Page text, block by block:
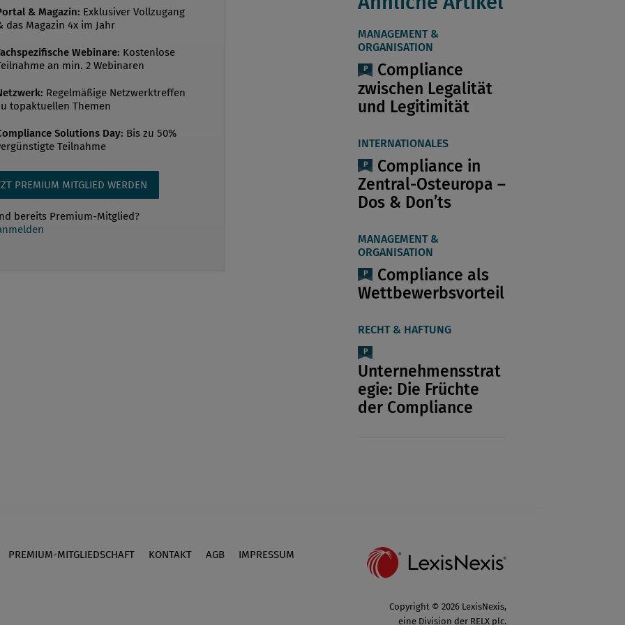
der jeweils aktuelle
(entweder für das Geschäftsjahr
für 2014/2015) bestellt. 32
haben den Geschäftsbericht dann
geschickt1. Bei der Auswahl der
wurden...
& Magazin: Exklusiver Vollzugang
das Magazin 4x im Jahr
Webinare: Kostenlose
an min. 2 Webinaren
Regelmäßige Netzwerktreffen
topaktuellen Themen
Solutions Day: Bis zu 50%
Teilnahme
PREMIUM MITGLIED WERDEN
bereits Premium-Mitglied?
MANAGEMENT &
ORGANISATION
Compliance
zwischen Legalität
und Legitimität
INTERNATIONALES
Compliance in
Zentral-Osteuropa –
Dos & Don’ts
MANAGEMENT &
ORGANISATION
Compliance als
Wettbewerbsvorteil
RECHT & HAFTUNG
Unternehmensstrat
egie: Die Früchte
der Compliance
PREMIUM-MITGLIEDSCHAFT KONTAKT AGB IMPRESSUM
Copyright © 2026 LexisNexis,
eine Division der RELX plc.